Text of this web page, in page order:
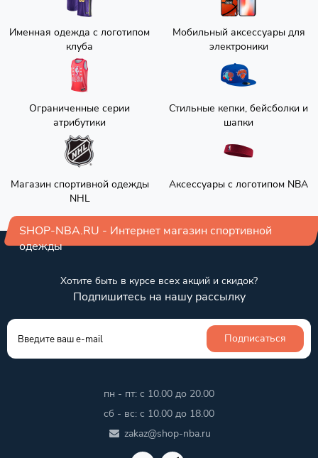
Именная одежда с логотипом
клуба
Мобильный аксессуары для
электроники
Ограниченные серии
атрибутики
Стильные кепки, бейсболки и
шапки
Магазин спортивной одежды
NHL
Аксессуары с логотипом NBA
SHOP-NBA.RU - Интернет магазин спортивной
одежды
Хотите быть в курсе всех акций и скидок?
Подпишитесь на нашу рассылку
Подписаться
пн - пт: с 10.00 до 20.00
сб - вс: с 10.00 до 18.00
zakaz@shop-nba.ru